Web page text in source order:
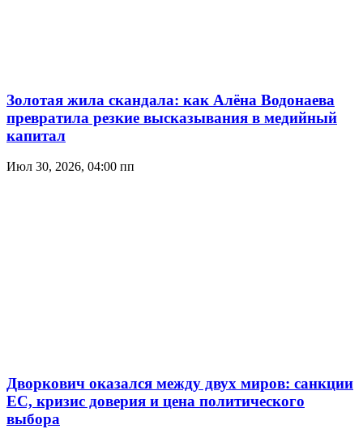
Золотая жила скандала: как Алёна Водонаева
превратила резкие высказывания в медийный
капитал
Июл 30, 2026, 04:00 пп
Дворкович оказался между двух миров: санкции
ЕС, кризис доверия и цена политического
выбора